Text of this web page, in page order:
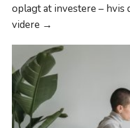
oplagt at investere – hvis
videre →
du
investere,
mens
du
stadig